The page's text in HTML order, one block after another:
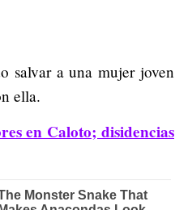
salvar a una mujer joven
ella.
en Caloto; disidencias